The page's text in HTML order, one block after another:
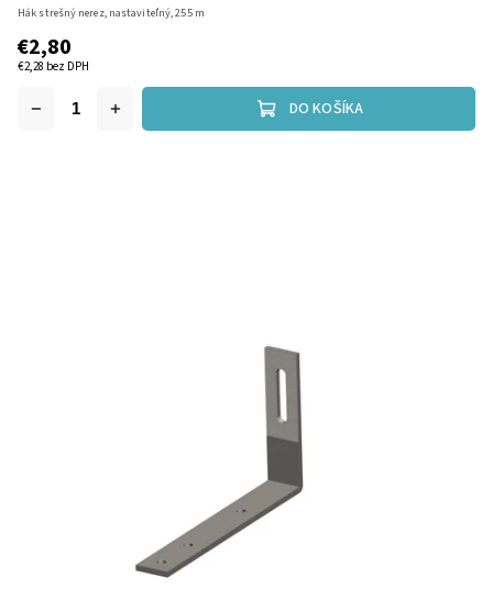
€2,28 bez DPH
€2,80
DO KOŠÍKA
Hák strešný nerez, nastaviteľný, 255 m